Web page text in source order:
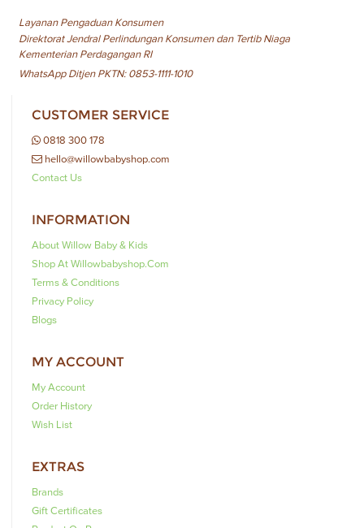
Layanan Pengaduan Konsumen
Direktorat Jendral Perlindungan Konsumen dan Tertib Niaga
Kementerian Perdagangan RI
WhatsApp Ditjen PKTN: 0853-1111-1010
CUSTOMER SERVICE
0818 300 178
hello@willowbabyshop.com
Contact Us
INFORMATION
About Willow Baby & Kids
Shop At Willowbabyshop.com
Terms & Conditions
Privacy Policy
Blogs
MY ACCOUNT
My Account
Order History
Wish List
EXTRAS
Brands
Gift Certificates